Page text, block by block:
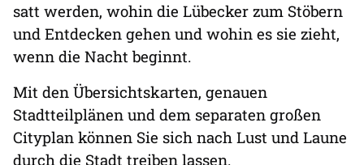
satt werden, wohin die Lübecker zum Stöbern
und Entdecken gehen und wohin es sie zieht,
wenn die Nacht beginnt.
Mit den Übersichtskarten, genauen
Stadtteilplänen und dem separaten großen
Cityplan können Sie sich nach Lust und Laune
durch die Stadt treiben lassen.